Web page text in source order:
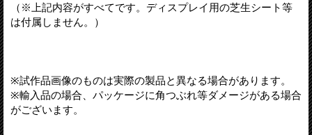
（※上記内容がすべてです。ディスプレイ用の芝生シート等
は付属しません。）
※試作品画像のものは実際の製品と異なる場合があります。
※輸入品の場合、パッケージに角つぶれ等ダメージがある場合
がございます。